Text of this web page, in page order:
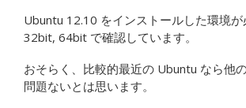
Ubuntu 12.10 をインストールした環境が
32bit, 64bit で確認しています。
おそらく、比較的最近の Ubuntu なら他
問題ないとは思います。